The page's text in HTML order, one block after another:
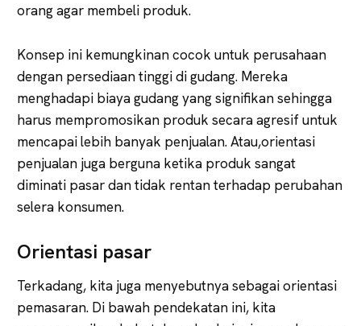
orang agar membeli produk.
Konsep ini kemungkinan cocok untuk perusahaan
dengan persediaan tinggi di gudang. Mereka
menghadapi biaya gudang yang signifikan sehingga
harus mempromosikan produk secara agresif untuk
mencapai lebih banyak penjualan. Atau,orientasi
penjualan juga berguna ketika produk sangat
diminati pasar dan tidak rentan terhadap perubahan
selera konsumen.
Orientasi pasar
Terkadang, kita juga menyebutnya sebagai orientasi
pemasaran. Di bawah pendekatan ini, kita